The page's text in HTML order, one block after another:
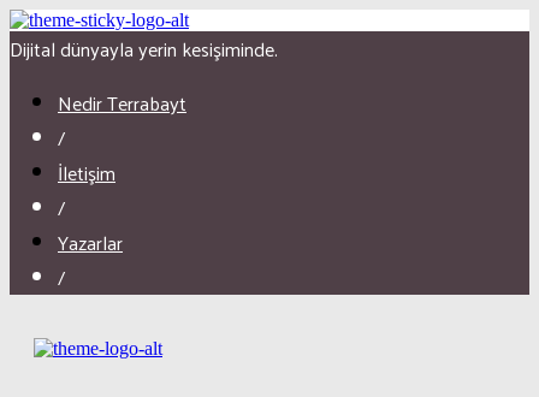
Dijital dünyayla yerin kesişiminde.
Nedir Terrabayt
/
İletişim
/
Yazarlar
/